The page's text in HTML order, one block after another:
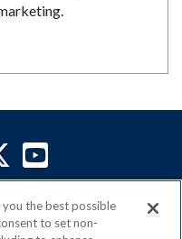
the best possible
to set non-